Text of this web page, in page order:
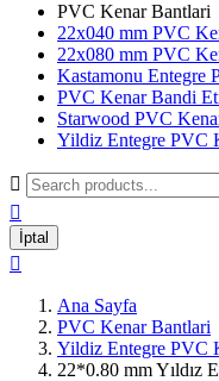
PVC Kenar Bantlari
22x040 mm PVC
22x080 mm PVC
Kastamonu Entegre
PVC Kenar Bandi
Starwood PVC
Yildiz Entegre PVC


İptal

Ana Sayfa
PVC Kenar Bantlari
Yildiz Entegre PVC
22*0.80 mm Yıldız